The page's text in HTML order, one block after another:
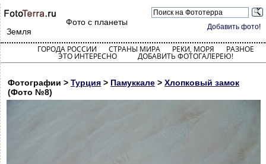
Добавить фото!
Фото с планеты
Земля
ГОРОДА РОССИИ СТРАНЫ МИРА РЕКИ, МОРЯ РАЗНОЕ
ЭТО ИНТЕРЕСНО ДОБАВИТЬ ФОТОГАЛЕРЕЮ!
Фотографии > Турция > Памуккале > Хлопковый замок
(Фото №8)